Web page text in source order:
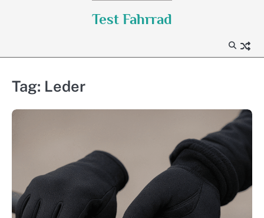
Test Fahrrad
Tag: Leder